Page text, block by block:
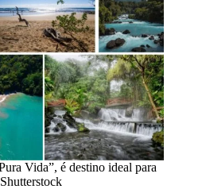
Vida”, é destino ideal para